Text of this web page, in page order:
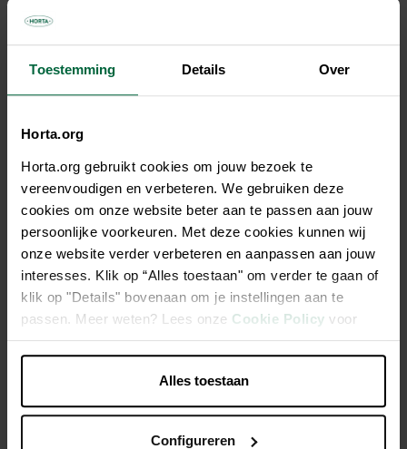
Toestemming Details Over
Horta.org
Horta.org gebruikt cookies om jouw bezoek te
vereenvoudigen en verbeteren. We gebruiken deze
cookies om onze website beter aan te passen aan jouw
persoonlijke voorkeuren. Met deze cookies kunnen wij
onze website verder verbeteren en aanpassen aan jouw
interesses. Klik op “Alles toestaan" om verder te gaan of
klik op "Details" bovenaan om je instellingen aan te
passen. Meer weten? Lees onze Cookie Policy voor
meer informatie.
Alles toestaan
Configureren
€ 349,00
Niet elke winkel heeft hetzelfde assortiment
Beschrijving
Brievenbus ANNAPURNA • Vervaardigd uit Belgische
blauwe hardsteen • Zwart gepoederlakt staal • Incl. slot en 2
sleutels • Afmetingen: L 21 x B 47 x H 105 cm
Vervaardigd uit Belgische blauwe hardsteen